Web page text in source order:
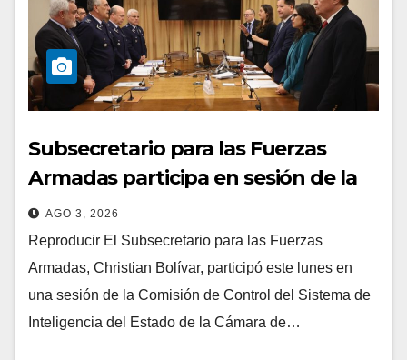
Subsecretario para las Fuerzas
Armadas participa en sesión de la
Comisión de Control del Sistema de
Inteligencia del Estado
AGO 3, 2026
Reproducir El Subsecretario para las Fuerzas
Armadas, Christian Bolívar, participó este lunes en
una sesión de la Comisión de Control del Sistema de
Inteligencia del Estado de la Cámara de…